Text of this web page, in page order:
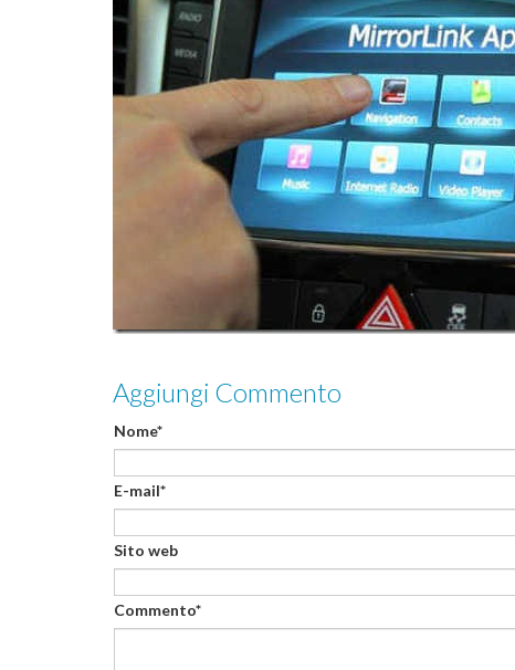
Aggiungi Commento
Nome*
E-mail*
Sito web
Commento*